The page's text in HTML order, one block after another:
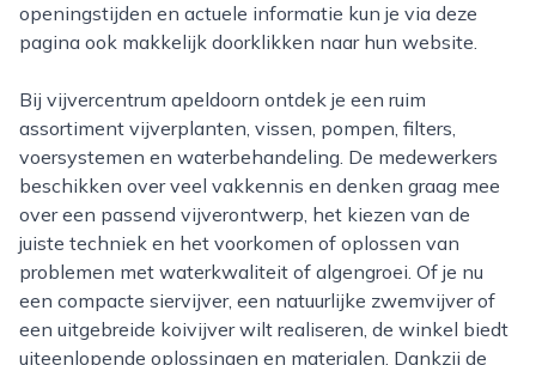
openingstijden en actuele informatie kun je via deze
pagina ook makkelijk doorklikken naar hun website.
Bij vijvercentrum apeldoorn ontdek je een ruim
assortiment vijverplanten, vissen, pompen, filters,
voersystemen en waterbehandeling. De medewerkers
beschikken over veel vakkennis en denken graag mee
over een passend vijverontwerp, het kiezen van de
juiste techniek en het voorkomen of oplossen van
problemen met waterkwaliteit of algengroei. Of je nu
een compacte siervijver, een natuurlijke zwemvijver of
een uitgebreide koivijver wilt realiseren, de winkel biedt
uiteenlopende oplossingen en materialen. Dankzij de